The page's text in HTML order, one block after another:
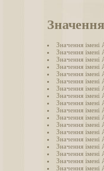
Значення імені
Значення імені
Значення імені
Значення імені
Значення імені
Значення імені
Значення імені
Значення імені
Значення імені
Значення імені
Значення імені
Значення імені
Значення імені
Значення імені
Значення імені
Значення імені
Значення імені
Значення імені